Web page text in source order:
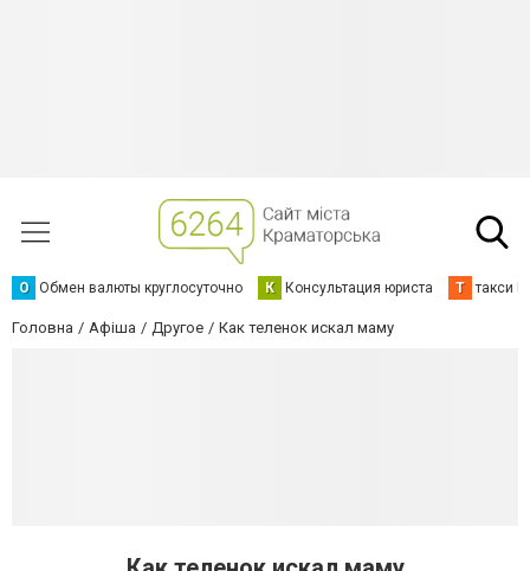
О Обмен валюты круглосуточно К Консультация юриста Т такси
Головна Афіша Другое Как теленок искал маму